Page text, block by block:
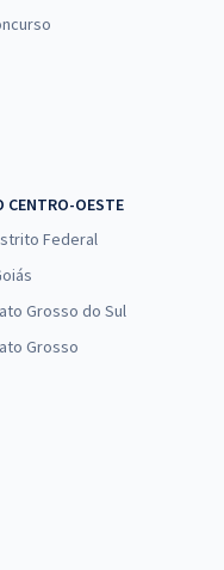
CENTRO-OESTE
Federal
Grosso do Sul
Grosso